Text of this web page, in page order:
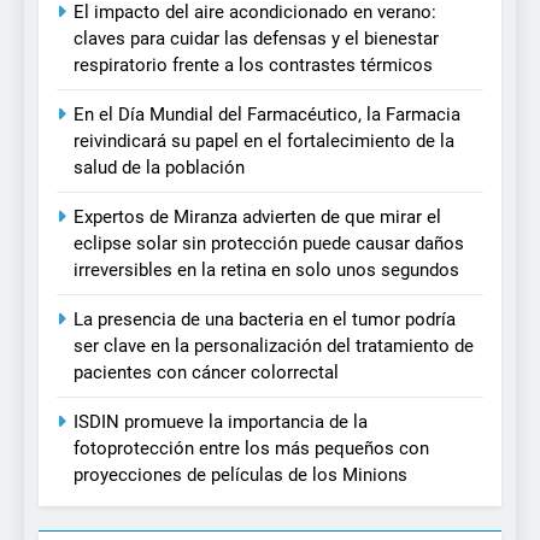
El impacto del aire acondicionado en verano:
claves para cuidar las defensas y el bienestar
respiratorio frente a los contrastes térmicos
En el Día Mundial del Farmacéutico, la Farmacia
reivindicará su papel en el fortalecimiento de la
salud de la población
Expertos de Miranza advierten de que mirar el
eclipse solar sin protección puede causar daños
irreversibles en la retina en solo unos segundos
La presencia de una bacteria en el tumor podría
ser clave en la personalización del tratamiento de
pacientes con cáncer colorrectal
ISDIN promueve la importancia de la
fotoprotección entre los más pequeños con
proyecciones de películas de los Minions